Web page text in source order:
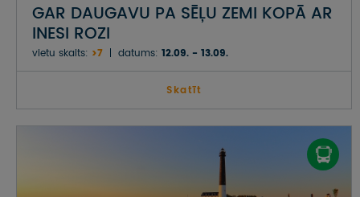
GAR DAUGAVU PA SĒĻU ZEMI KOPĀ AR
INESI ROZI
vietu skaits: >7 datums: 12.09. - 13.09.
Skatīt